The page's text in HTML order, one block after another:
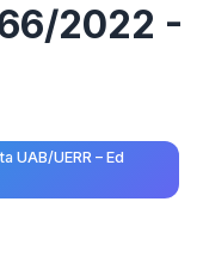
2022 -
UAB/UERR – Ed